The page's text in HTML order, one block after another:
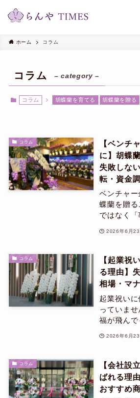
ホーム コラム
コラム – category –
コラム 胡蝶蘭を育てる 胡蝶蘭を贈る
コラム
【ベンチ
に】胡蝶
失敗しな
転・資金
ベンチャー
蝶蘭を贈
ではなく
2026年6月23
コラム
【起業祝
る理由】
相場・マ
起業祝い
っていま
福が飛ん
2026年6月23
コラム
【会社設
ばれる理
おすすめ